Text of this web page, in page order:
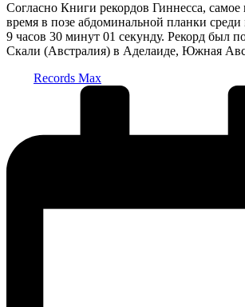
Согласно Книги рекордов Гиннесса,
время в позе абдоминальной планки
9 часов 30 минут 01 секунду. Рекорд был
Скали (Австралия) в Аделаиде, Южная
Records Max